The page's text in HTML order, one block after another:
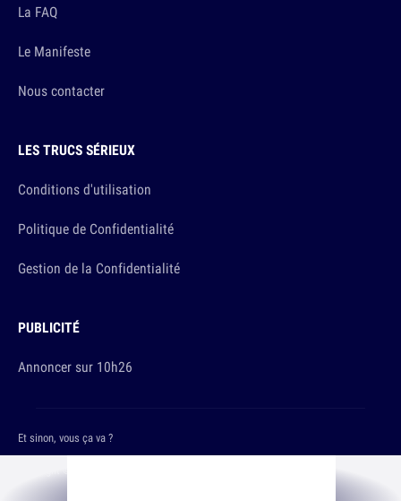
La FAQ
Le Manifeste
Nous contacter
LES TRUCS SÉRIEUX
Conditions d'utilisation
Politique de Confidentialité
Gestion de la Confidentialité
PUBLICITÉ
Annoncer sur 10h26
Et sinon, vous ça va ?